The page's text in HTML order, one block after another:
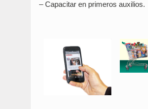
– Capacitar en primeros auxilios.